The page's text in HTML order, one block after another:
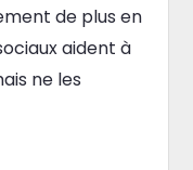
de plus en
aident à
ne les